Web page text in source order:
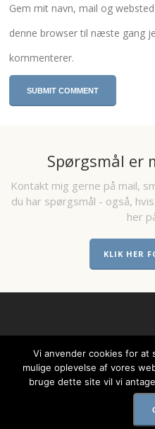
Gem mit navn, mail og
denne browser til næste gang
kommenterer.
Spørgsmål er
Kontakt mig gerne på mail,
du har spørgsmål - også,
her
KLIK HER
© COPYRIGHT
Vi anvender cookies for at
mulige oplevelse af vores
bruge dette site vil vi